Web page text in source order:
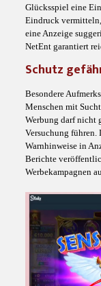
Glücksspiel eine
Eindruck vermitteln,
eine Anzeige
NetEnt garantiert
Schutz
Besondere
Menschen mit
Werbung darf nicht
Versuchung führen.
Warnhinweise in
Berichte
Werbekampagnen